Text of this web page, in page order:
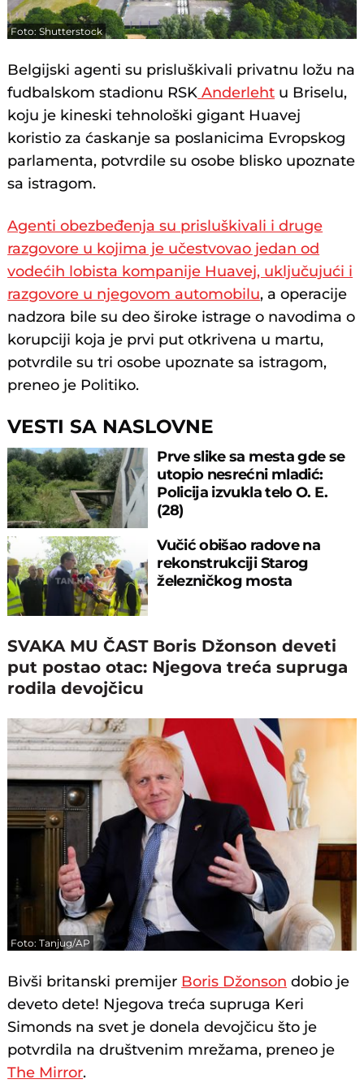
Foto: Shutterstock
Belgijski agenti su prisluškivali privatnu ložu na
fudbalskom stadionu RSK Anderleht u Briselu,
koju je kineski tehnološki gigant Huavej
koristio za ćaskanje sa poslanicima Evropskog
parlamenta, potvrdile su osobe blisko upoznate
sa istragom.
Agenti obezbeđenja su prisluškivali i druge
razgovore u kojima je učestvovao jedan od
vodećih lobista kompanije Huavej, uključujući i
razgovore u njegovom automobilu, a operacije
nadzora bile su deo široke istrage o navodima o
korupciji koja je prvi put otkrivena u martu,
potvrdile su tri osobe upoznate sa istragom,
preneo je Politiko.
VESTI SA NASLOVNE
Prve slike sa mesta gde se
utopio nesrećni mladić:
Policija izvukla telo O. E.
(28)
Vučić obišao radove na
rekonstrukciji Starog
železničkog mosta
SVAKA MU ČAST Boris Džonson deveti
put postao otac: Njegova treća supruga
rodila devojčicu
Foto: Tanjug/AP
Bivši britanski premijer Boris Džonson dobio je
deveto dete! Njegova treća supruga Keri
Simonds na svet je donela devojčicu što je
potvrdila na društvenim mrežama, preneo je
The Mirror.